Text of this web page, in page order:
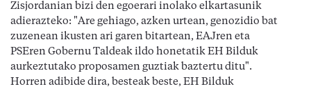
Zisjordanian bizi den egoerari inolako elkartasunik
adierazteko: "Are gehiago, azken urtean, genozidio bat
zuzenean ikusten ari garen bitartean, EAJren eta
PSEren Gobernu Taldeak ildo honetatik EH Bilduk
aurkeztutako proposamen guztiak baztertu ditu".
Horren adibide dira, besteak beste, EH Bilduk